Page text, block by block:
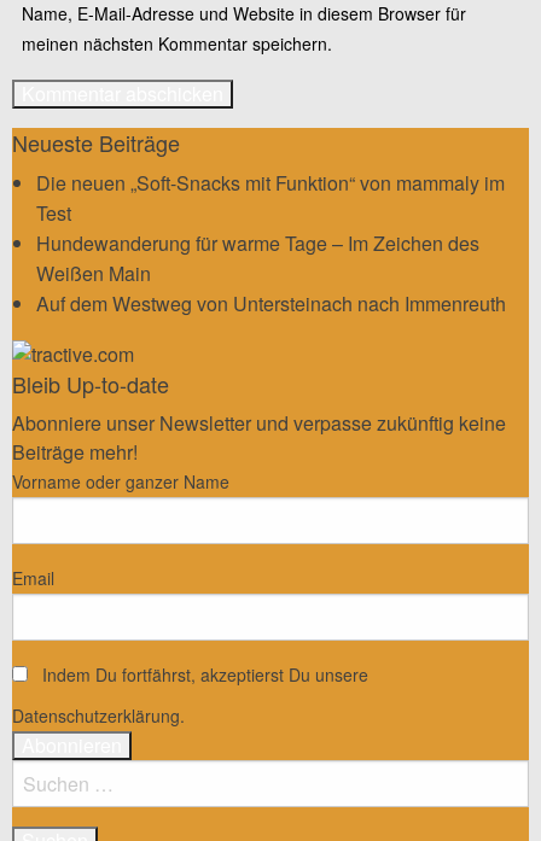
Name, E-Mail-Adresse und Website in diesem Browser für
meinen nächsten Kommentar speichern.
Neueste Beiträge
Die neuen „Soft-Snacks mit Funktion“ von mammaly im
Test
Hundewanderung für warme Tage – Im Zeichen des
Weißen Main
Auf dem Westweg von Untersteinach nach Immenreuth
Bleib Up-to-date
Abonniere unser Newsletter und verpasse zukünftig keine
Beiträge mehr!
Vorname oder ganzer Name
Email
Indem Du fortfährst, akzeptierst Du unsere
Datenschutzerklärung.
Suchen
nach: